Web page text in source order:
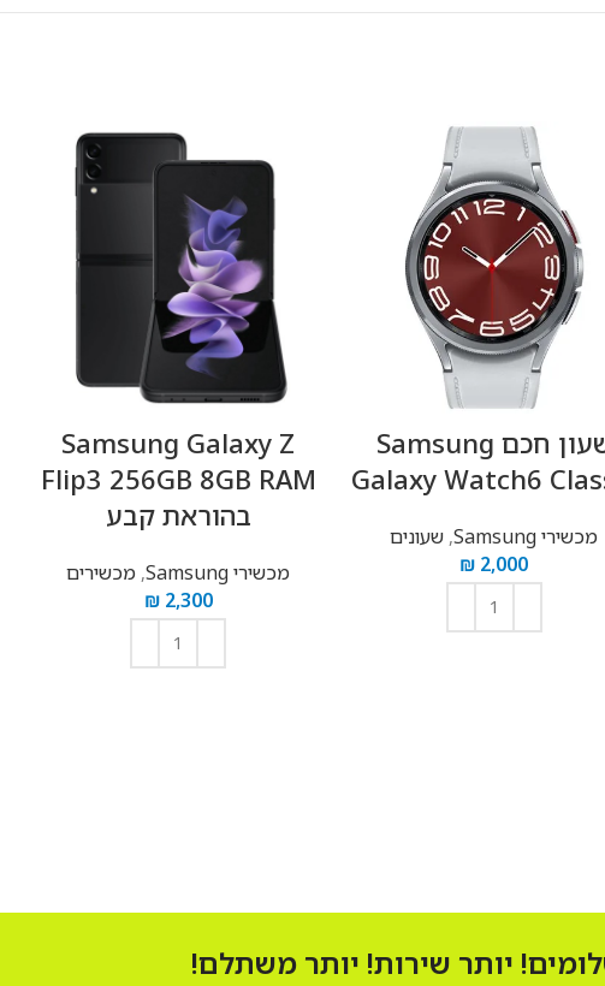
שעון חכם Samsung
Galaxy
,שעונים
₪
Samsung Galaxy Z
Flip3 256GB 8GB RAM
בהוראת קבע
,מכשירים
₪
יותר שירות! יותר משתלם!